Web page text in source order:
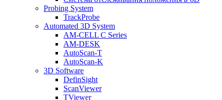
Probing System
TrackProbe
Automated 3D System
AM-CELL C Series
AM-DESK
AutoScan-T
AutoScan-K
3D Software
DefinSight
ScanViewer
TViewer